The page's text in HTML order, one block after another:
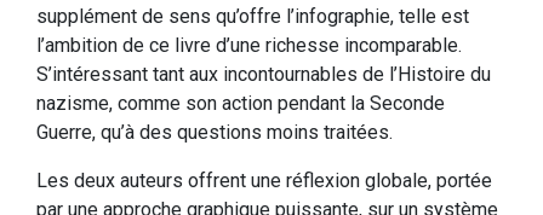
supplément de sens qu’offre l’infographie, telle est
l’ambition de ce livre d’une richesse incomparable.
S’intéressant tant aux incontournables de l’Histoire du
nazisme, comme son action pendant la Seconde
Guerre, qu’à des questions moins traitées.
Les deux auteurs offrent une réflexion globale, portée
par une approche graphique puissante, sur un système